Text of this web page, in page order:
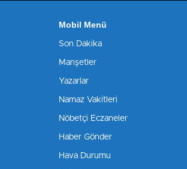
Mobil Menü
Son Dakika
Manşetler
Yazarlar
Namaz Vakitleri
Nöbetçi Eczaneler
Haber Gönder
Hava Durumu